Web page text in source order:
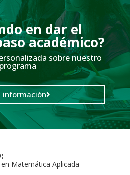
en dar el
académico?
sobre nuestro
programa
información
Matemática Aplicada